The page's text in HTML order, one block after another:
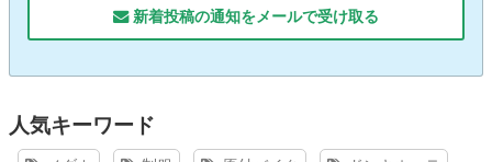
新着投稿の通知をメールで受け取る
人気キーワード